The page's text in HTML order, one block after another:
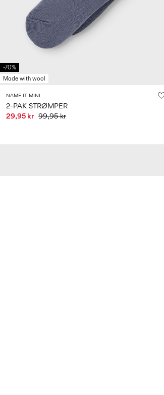
-70%
Made with wool
NAME IT MINI
2-PAK STRØMPER
29,95 kr 99,95 kr